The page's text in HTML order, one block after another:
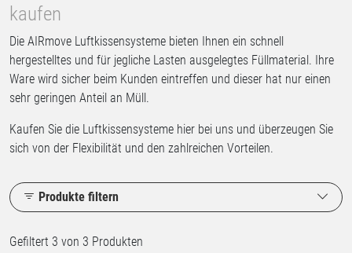
kaufen
Die AIRmove Luftkissensysteme bieten Ihnen ein schnell
hergestelltes und für jegliche Lasten ausgelegtes Füllmaterial. Ihre
Ware wird sicher beim Kunden eintreffen und dieser hat nur einen
sehr geringen Anteil an Müll.
Kaufen Sie die Luftkissensysteme hier bei uns und überzeugen Sie
sich von der Flexibilität und den zahlreichen Vorteilen.
Produkte filtern
Gefiltert 3 von 3 Produkten